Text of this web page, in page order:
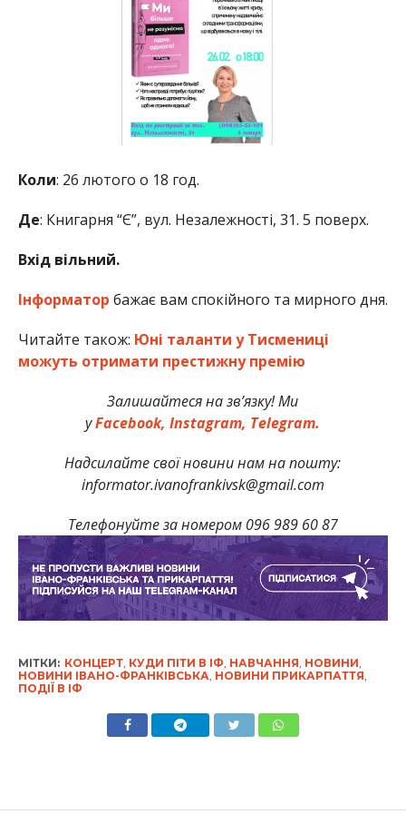
Коли: 26 лютого о 18 год.
Де: Книгарня “Є”, вул. Незалежності, 31. 5 поверх.
Вхід вільний.
Інформатор бажає вам спокійного та мирного дня.
Читайте також: Юні таланти у Тисмениці
можуть отримати престижну премію
Залишайтеся на зв’язку! Ми
уFacebook, Instagram, Telegram.
Надсилайте свої новини нам на пошту:
informator.ivanofrankivsk@gmail.com
Телефонуйте за номером 096 989 60 87
МІТКИ: КОНЦЕРТ, КУДИ ПІТИ В ІФ, НАВЧАННЯ, НОВИНИ,
НОВИНИ ІВАНО-ФРАНКІВСЬКА, НОВИНИ ПРИКАРПАТТЯ,
ПОДІЇ В ІФ